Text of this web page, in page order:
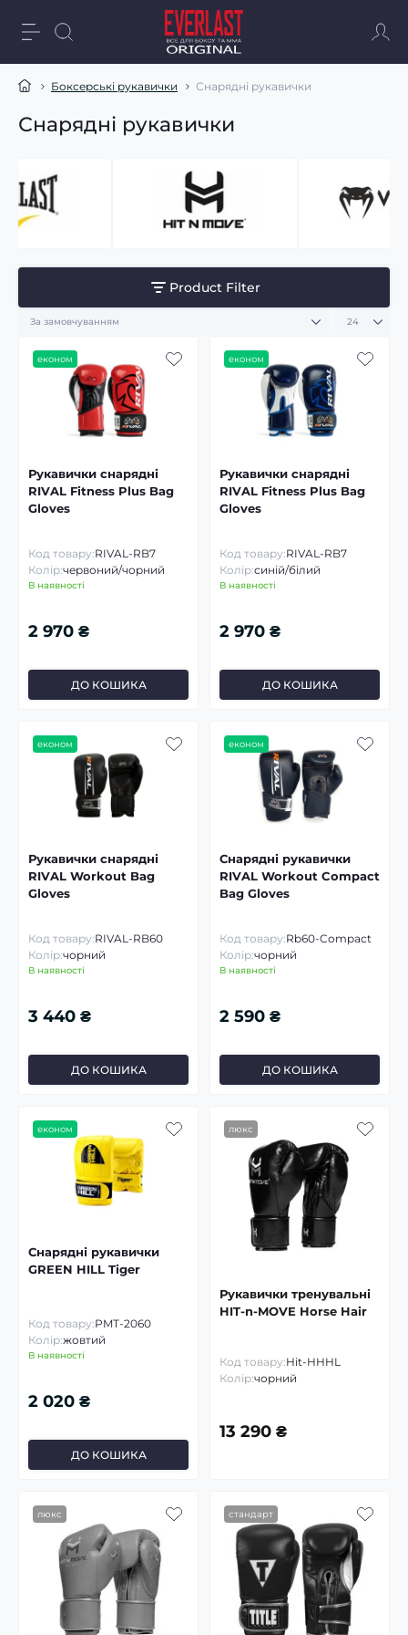
Боксерські рукавички Снарядні рукавички
Снарядні рукавички
Product Filter
економ
Рукавички снарядні
RIVAL Fitness Plus Bag
Gloves
Код товару:RIVAL-RB7
Колір:червоний/чорний
В наявності
2 970 ₴
ДО КОШИКА
економ
Рукавички снарядні
RIVAL Fitness Plus Bag
Gloves
Код товару:RIVAL-RB7
Колір:синій/білий
В наявності
2 970 ₴
ДО КОШИКА
економ
Рукавички снарядні
RIVAL Workout Bag
Gloves
Код товару:RIVAL-RB60
Колір:чорний
В наявності
3 440 ₴
ДО КОШИКА
економ
Снарядні рукавички
RIVAL Workout Compact
Bag Gloves
Код товару:Rb60-Compact
Колір:чорний
В наявності
2 590 ₴
ДО КОШИКА
економ
Снарядні рукавички
GREEN HILL Tiger
Код товару:PMT-2060
Колір:жовтий
В наявності
2 020 ₴
ДО КОШИКА
люкс
Рукавички тренувальні
HIT-n-MOVE Horse Hair
Код товару:Hit-HHHL
Колір:чорний
13 290 ₴
люкс стандарт